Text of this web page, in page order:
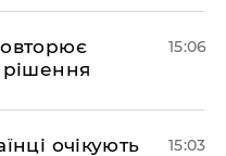
рішення
15:06
очікують 15:03